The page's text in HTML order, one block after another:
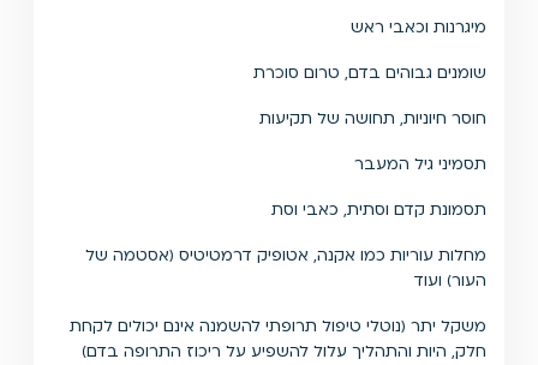
מיגרנות וכאבי ראש
שומנים גבוהים בדם, טרום סוכרת
חוסר חיוניות, תחושה של תקיעות
תסמיני גיל המעבר
תסמונת קדם וסתית, כאבי וסת
מחלות עוריות כמו אקנה, אטופיק דרמטיטיס (אסטמה של
העור) ועוד
משקל יתר (נוטלי טיפול תרופתי להשמנה אינם יכולים לקחת
חלק, היות והתהליך עלול להשפיע על ריכוז התרופה בדם)